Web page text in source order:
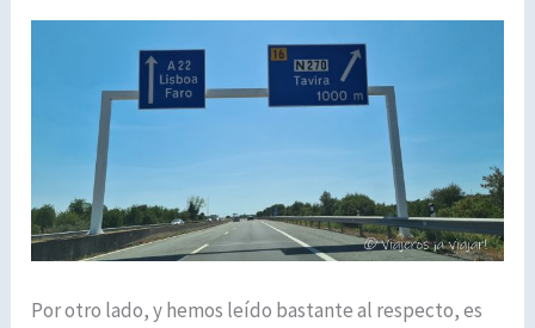
Por otro lado, y hemos leído bastante al respecto, es